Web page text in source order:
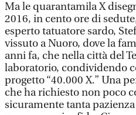
Ma le quarantamila X
2016, in cento ore di
esperto tatuatore sardo,
vissuto a Nuoro, dove la
anni fa, che nella città del
laboratorio, condividendo
progetto “40.000 X.” Una
che ha richiesto non poco
sicuramente tanta pazienza